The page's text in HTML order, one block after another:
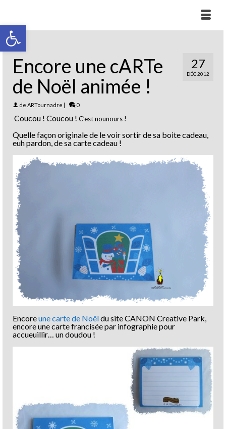
Ouvrir la barre d’outils
27
DÉC 2012
Encore une cARTe
de Noël animée !
de ARTournadre | 0
Coucou ! Coucou ! C’est nounours !
Quelle façon originale de le voir sortir de sa boite cadeau,
euh pardon, de sa carte cadeau !
Encoreune carte de Noëldu site CANON Creative Park,
encore une carte francisée par infographie pour
accueuillir… un doudou !